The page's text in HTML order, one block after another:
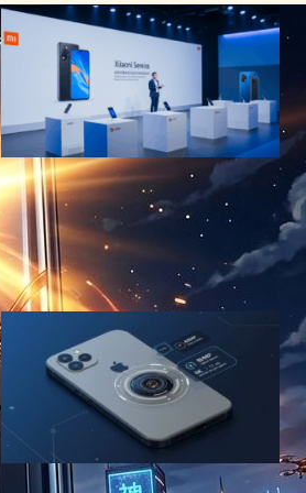
Xiaomi 17シリーズ発表、
iPhone 17に対抗してプレミ
アム市場参入を本格化
テクノロジーと経済ニュース
2025年9月30日7:50
iPhone 17 Pro、8倍光学ズー